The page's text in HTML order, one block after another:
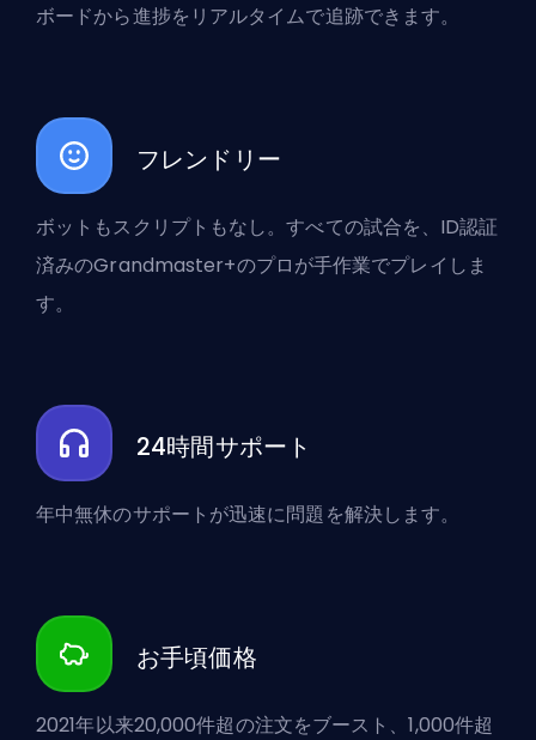
ボードから進捗をリアルタイムで追跡できます。
フレンドリー
ボットもスクリプトもなし。すべての試合を、ID認証
済みのGrandmaster+のプロが手作業でプレイしま
す。
24時間サポート
年中無休のサポートが迅速に問題を解決します。
お手頃価格
2021年以来20,000件超の注文をブースト、1,000件超